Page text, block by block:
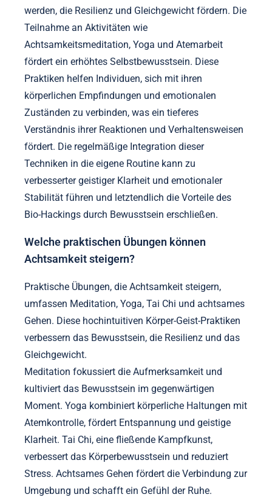
werden, die Resilienz und Gleichgewicht fördern. Die
Teilnahme an Aktivitäten wie
Achtsamkeitsmeditation, Yoga und Atemarbeit
fördert ein erhöhtes Selbstbewusstsein. Diese
Praktiken helfen Individuen, sich mit ihren
körperlichen Empfindungen und emotionalen
Zuständen zu verbinden, was ein tieferes
Verständnis ihrer Reaktionen und Verhaltensweisen
fördert. Die regelmäßige Integration dieser
Techniken in die eigene Routine kann zu
verbesserter geistiger Klarheit und emotionaler
Stabilität führen und letztendlich die Vorteile des
Bio-Hackings durch Bewusstsein erschließen.
Welche praktischen Übungen können
Achtsamkeit steigern?
Praktische Übungen, die Achtsamkeit steigern,
umfassen Meditation, Yoga, Tai Chi und achtsames
Gehen. Diese hochintuitiven Körper-Geist-Praktiken
verbessern das Bewusstsein, die Resilienz und das
Gleichgewicht.
Meditation fokussiert die Aufmerksamkeit und
kultiviert das Bewusstsein im gegenwärtigen
Moment. Yoga kombiniert körperliche Haltungen mit
Atemkontrolle, fördert Entspannung und geistige
Klarheit. Tai Chi, eine fließende Kampfkunst,
verbessert das Körperbewusstsein und reduziert
Stress. Achtsames Gehen fördert die Verbindung zur
Umgebung und schafft ein Gefühl der Ruhe.